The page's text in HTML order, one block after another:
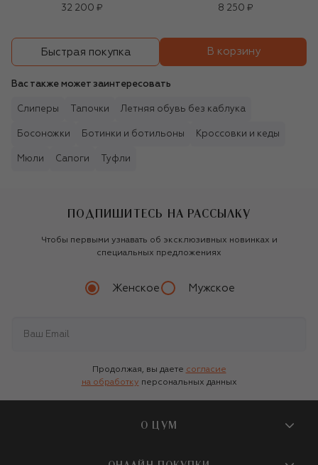
32 200 ₽
8 250 ₽
Быстрая покупка В корзину
Вас также может заинтересовать
Слиперы Тапочки Летняя обувь без каблука
Босоножки Ботинки и ботильоны Кроссовки и кеды
Мюли Сапоги Туфли
ПОДПИШИТЕСЬ НА РАССЫЛКУ
Чтобы первыми узнавать об эксклюзивных новинках и
специальных предложениях
Женское Мужское
Продолжая, вы даете согласие
на обработку персональных данных
О ЦУМ
О магазине